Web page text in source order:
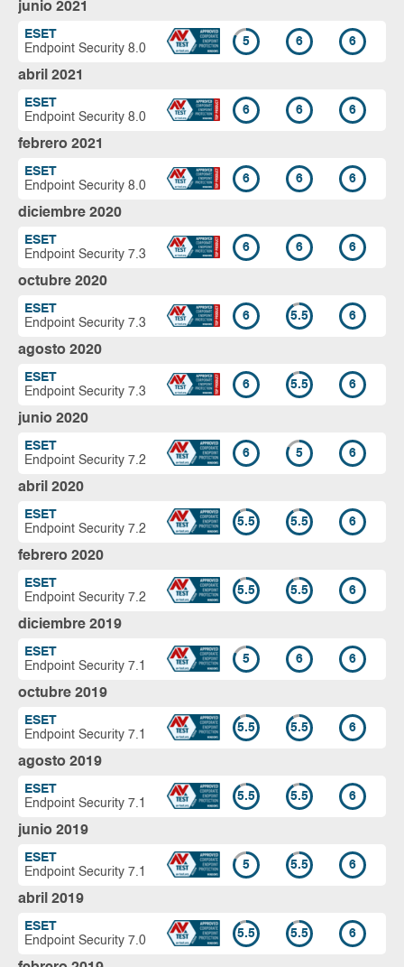
junio 2021
ESET
Endpoint Security 8.0
5 6 6
abril 2021
ESET
Endpoint Security 8.0
6 6 6
febrero 2021
ESET
Endpoint Security 8.0
6 6 6
diciembre 2020
ESET
Endpoint Security 7.3
6 6 6
octubre 2020
ESET
Endpoint Security 7.3
6 5.5 6
agosto 2020
ESET
Endpoint Security 7.3
6 5.5 6
junio 2020
ESET
Endpoint Security 7.2
6 5 6
abril 2020
ESET
Endpoint Security 7.2
5.5 5.5 6
febrero 2020
ESET
Endpoint Security 7.2
5.5 5.5 6
diciembre 2019
ESET
Endpoint Security 7.1
5 6 6
octubre 2019
ESET
Endpoint Security 7.1
5.5 5.5 6
agosto 2019
ESET
Endpoint Security 7.1
5.5 5.5 6
junio 2019
ESET
Endpoint Security 7.1
5 5.5 6
abril 2019
ESET
Endpoint Security 7.0
5.5 5.5 6